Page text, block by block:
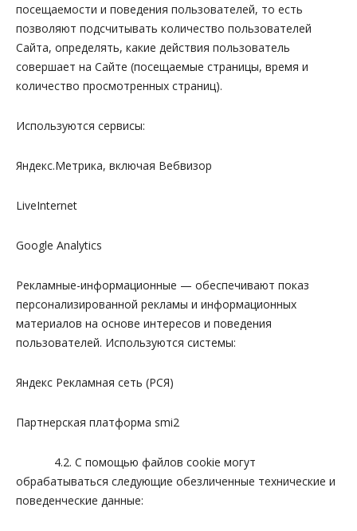
посещаемости и поведения пользователей, то есть
позволяют подсчитывать количество пользователей
Сайта, определять, какие действия пользователь
совершает на Сайте (посещаемые страницы, время и
количество просмотренных страниц).
Используются сервисы:
Яндекс.Метрика, включая Вебвизор
LiveInternet
Google Analytics
Рекламные-информационные — обеспечивают показ
персонализированной рекламы и информационных
материалов на основе интересов и поведения
пользователей. Используются системы:
Яндекс Рекламная сеть (РСЯ)
Партнерская платформа smi2
4.2. С помощью файлов cookie могут
обрабатываться следующие обезличенные технические и
поведенческие данные: